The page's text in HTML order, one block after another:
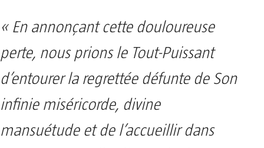
« En annonçant cette douloureuse
perte, nous prions le Tout-Puissant
d’entourer la regrettée défunte de Son
infinie miséricorde, divine
mansuétude et de l’accueillir dans